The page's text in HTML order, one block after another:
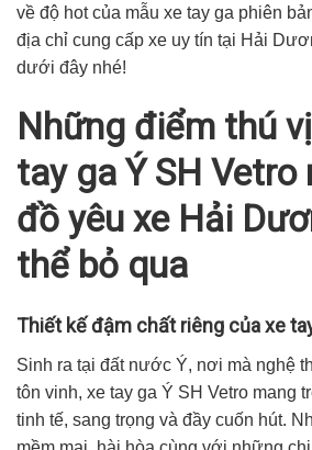
về độ hot của mẫu xe tay ga phiên
địa chỉ cung cấp xe uy tín tại Hải
dưới đây nhé!
Những điểm thú
tay ga Ý SH
đồ yêu xe Hải
thể bỏ qua
Thiết kế đậm chất riêng của xe
Sinh ra tại đất nước Ý, nơi mà nghệ
tôn vinh, xe tay ga Ý SH Vetro mang
tinh tế, sang trọng và đầy cuốn hút.